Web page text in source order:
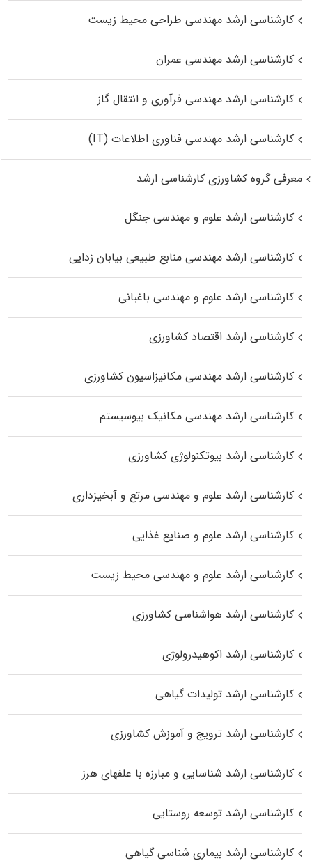
کارشناسی ارشد مهندسی طراحی محیط زیست
کارشناسی ارشد مهندسی عمران
کارشناسی ارشد مهندسی فرآوری و انتقال گاز
کارشناسی ارشد مهندسی فناوری اطلاعات (IT)
معرفی گروه کشاورزی کارشناسی ارشد
کارشناسی ارشد علوم و مهندسی جنگل
کارشناسی ارشد مهندسی منابع طبیعی بیابان زدایی
کارشناسی ارشد علوم و مهندسی باغبانی
کارشناسی ارشد اقتصاد کشاورزی
کارشناسی ارشد مهندسی مکانیزاسیون کشاورزی
کارشناسی ارشد مهندسی مکانیک بیوسیستم
کارشناسی ارشد بیوتکنولوژی کشاورزی
کارشناسی ارشد علوم و مهندسی مرتع و آبخیزداری
کارشناسی ارشد علوم و صنایع غذایی
کارشناسی ارشد علوم و مهندسی محیط زیست
کارشناسی ارشد هواشناسی کشاورزی
کارشناسی ارشد اکوهیدرولوژی
کارشناسی ارشد تولیدات گیاهی
کارشناسی ارشد ترویج و آموزش کشاورزی
کارشناسی ارشد شناسایی و مبارزه با علفهای هرز
کارشناسی ارشد توسعه روستایی
کارشناسی ارشد بیماری‌ شناسی گیاهی